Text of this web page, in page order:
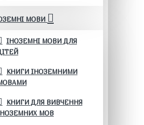
МОВИ
ІНОЗЕМНІ МОВИ ДЛЯ
КНИГИ ІНОЗЕМНИМИ
КНИГИ ДЛЯ ВИВЧЕННЯ
МОВ